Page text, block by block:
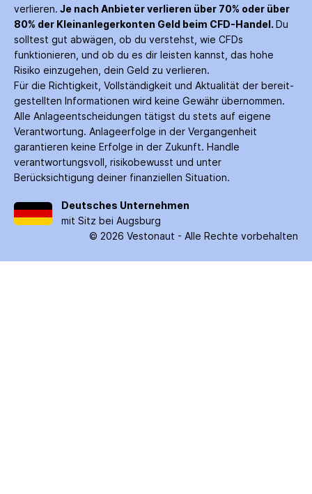
verlieren. Je nach Anbieter verlieren über 70% oder über
80% der Kleinanleger­konten Geld beim CFD-Handel. Du
solltest gut abwägen, ob du verstehst, wie CFDs
funktionieren, und ob du es dir leisten kannst, das hohe
Risiko einzugehen, dein Geld zu verlieren.
Für die Richtigkeit, Vollständigkeit und Aktualität der bereit­
gestellten Informationen wird keine Gewähr über­nommen.
Alle Anlage­entscheidungen tätigst du stets auf eigene
Verantwortung. Anlage­erfolge in der Ver­gangenheit
garantieren keine Erfolge in der Zukunft. Handle
verantwortungsvoll, risiko­bewusst und unter
Berücksichtigung deiner finanziellen Situation.
Deutsches Unternehmen
mit Sitz bei Augsburg
© 2026 Vestonaut - Alle Rechte vorbehalten